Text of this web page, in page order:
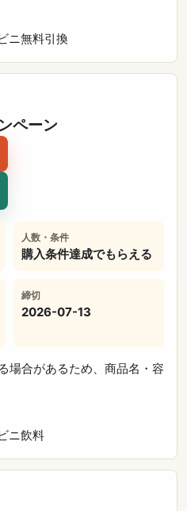
ニ無料引換
ペーン
人数・条件
購入条件達成でもらえる
締切
2026-07-13
場合があるため、商品名・容
ニ飲料